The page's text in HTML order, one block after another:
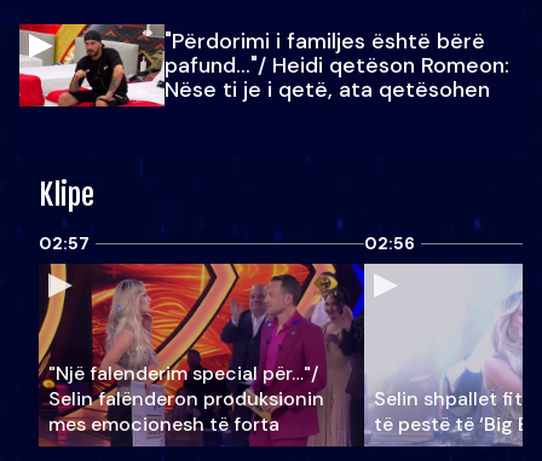
"Përdorimi i familjes është bërë
pafund…"/ Heidi qetëson Romeon:
Nëse ti je i qetë, ata qetësohen
Klipe
02:57
"Një falenderim special për…"/
Selin falënderon produksionin
mes emocionesh të forta
02:56
Selin shpallet
të pestë të ‘Big